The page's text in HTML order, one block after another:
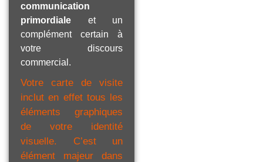
communication
primordiale et un
complément certain à
votre discours
commercial.
Votre carte de visite
inclut en effet tous les
éléments graphiques
de votre identité
visuelle. C’est un
élément majeur dans